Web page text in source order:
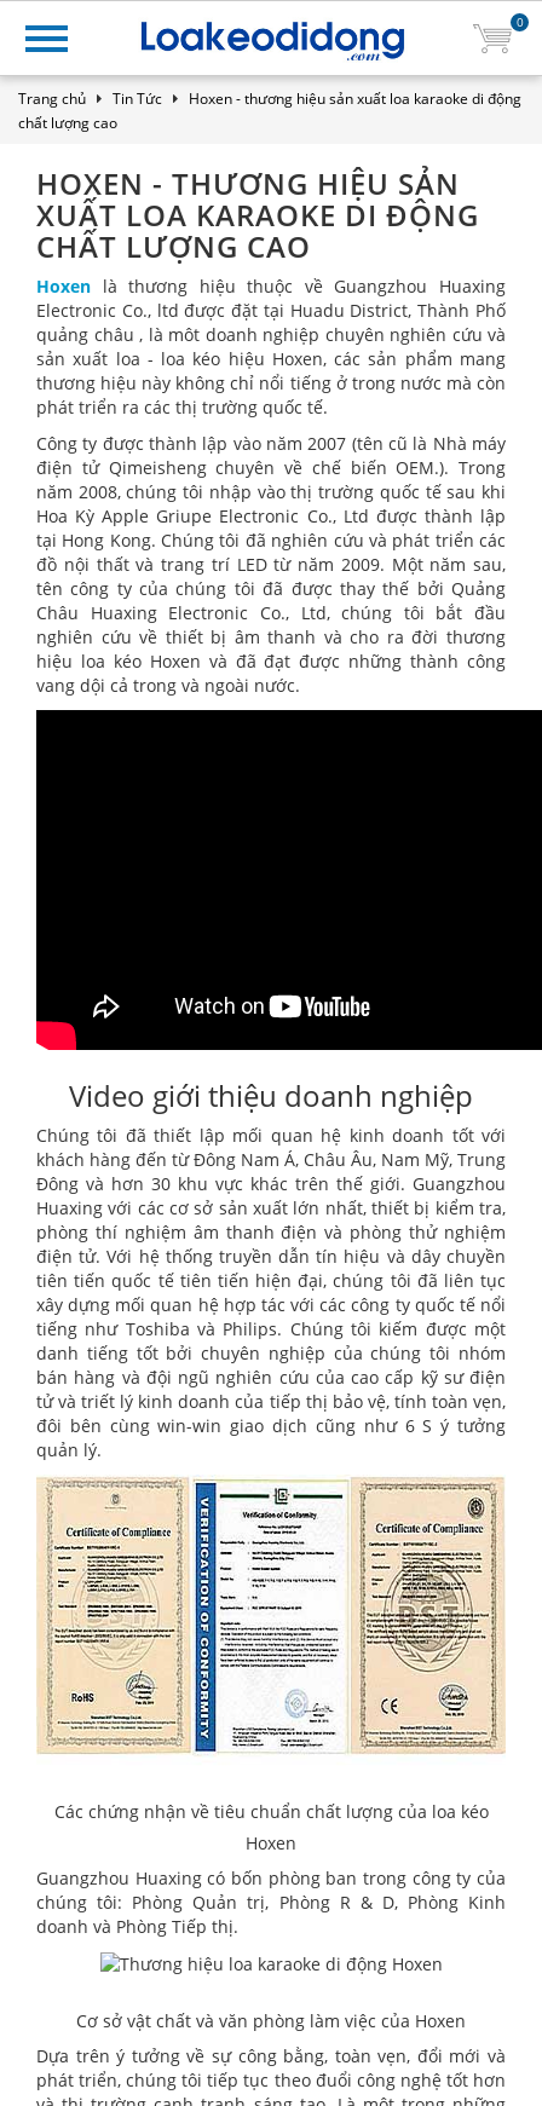
0
Trang chủ Tin Tức
Hoxen - thương hiệu sản xuất loa karaoke di động
chất lượng cao
HOXEN - THƯƠNG HIỆU SẢN
XUẤT LOA KARAOKE DI ĐỘNG
CHẤT LƯỢNG CAO
Hoxen là thương hiệu thuộc về Guangzhou Huaxing
Electronic Co., ltd được đặt tại Huadu District, Thành Phố
quảng châu , là môt doanh nghiệp chuyên nghiên cứu và
sản xuất loa - loa kéo hiệu Hoxen, các sản phẩm mang
thương hiệu này không chỉ nổi tiếng ở trong nước mà còn
phát triển ra các thị trường quốc tế.
Công ty được thành lập vào năm 2007 (tên cũ là Nhà máy
điện tử Qimeisheng chuyên về chế biến OEM.). Trong
năm 2008, chúng tôi nhập vào thị trường quốc tế sau khi
Hoa Kỳ Apple Griupe Electronic Co., Ltd được thành lập
tại Hong Kong. Chúng tôi đã nghiên cứu và phát triển các
đồ nội thất và trang trí LED từ năm 2009. Một năm sau,
tên công ty của chúng tôi đã được thay thế bởi Quảng
Châu Huaxing Electronic Co., Ltd, chúng tôi bắt đầu
nghiên cứu về thiết bị âm thanh và cho ra đời thương
hiệu loa kéo Hoxen và đã đạt được những thành công
vang dội cả trong và ngoài nước.
Video giới thiệu doanh nghiệp
Chúng tôi đã thiết lập mối quan hệ kinh doanh tốt với
khách hàng đến từ Đông Nam Á, Châu Âu, Nam Mỹ, Trung
Đông và hơn 30 khu vực khác trên thế giới. Guangzhou
Huaxing với các cơ sở sản xuất lớn nhất, thiết bị kiểm tra,
phòng thí nghiệm âm thanh điện và phòng thử nghiệm
điện tử. Với hệ thống truyền dẫn tín hiệu và dây chuyền
tiên tiến quốc tế tiên tiến hiện đại, chúng tôi đã liên tục
xây dựng mối quan hệ hợp tác với các công ty quốc tế nổi
tiếng như Toshiba và Philips. Chúng tôi kiếm được một
danh tiếng tốt bởi chuyên nghiệp của chúng tôi nhóm
bán hàng và đội ngũ nghiên cứu của cao cấp kỹ sư điện
tử và triết lý kinh doanh của tiếp thị bảo vệ, tính toàn vẹn,
đôi bên cùng win-win giao dịch cũng như 6 S ý tưởng
quản lý.
Các chứng nhận về tiêu chuẩn chất lượng của loa kéo
Hoxen
Guangzhou Huaxing có bốn phòng ban trong công ty của
chúng tôi: Phòng Quản trị, Phòng R & D, Phòng Kinh
doanh và Phòng Tiếp thị.
Cơ sở vật chất và văn phòng làm việc của Hoxen
Dựa trên ý tưởng về sự công bằng, toàn vẹn, đổi mới và
phát triển, chúng tôi tiếp tục theo đuổi công nghệ tốt hơn